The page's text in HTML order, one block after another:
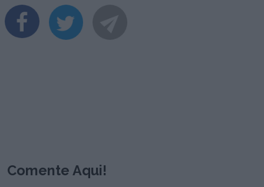
Comente Aqui!